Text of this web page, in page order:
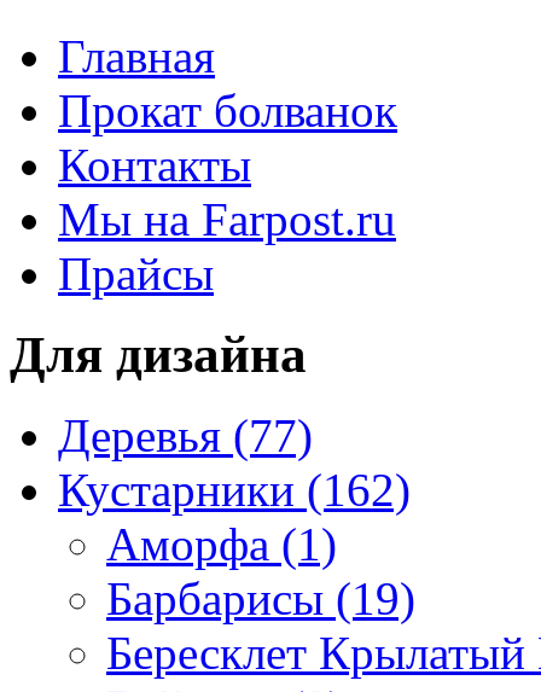
Главная
Прокат болванок
Контакты
Мы на Farpost.ru
Прайсы
Для дизайна
Деревья (77)
Кустарники (162)
Аморфа (1)
Барбарисы (19)
Бересклет